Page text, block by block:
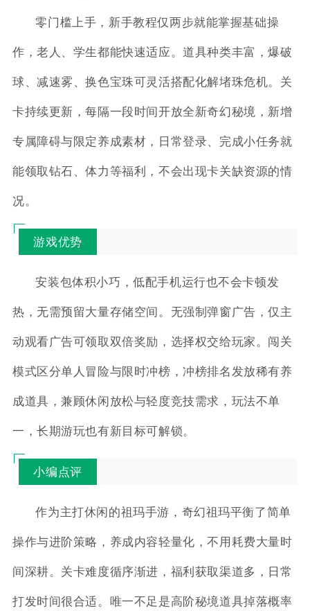
零门槛上手，新手教程仅两步就能掌握基础操
作，老人、学生都能快速适应。道具种类丰富，爆破
球、减速雾、换色宝珠可灵活搭配化解堵珠危机。关
卡持续更新，每隔一段时间开放全新奇幻秘境，新增
专属障碍与限定养成素材，日常登录、完成小任务就
能领取钻石、体力等福利，不会出现卡关缺资源的情
况。
游戏优势
安装包体积小巧，低配手机运行也不会卡顿发
热，无需预留大量存储空间。无强制弹窗广告，仅主
动观看广告可领取双倍奖励，选择权交给玩家。闯关
模式区分单人冒险与限时冲榜，冲榜排名发放稀有养
成道具，兼顾休闲放松与轻度竞技需求，玩法不单
一，长期游玩也有新目标可解锁。
小编点评
作为主打休闲的祖玛手游，奇幻祖玛平衡了简单
操作与进阶策略，养成内容轻量化，不用耗费大量时
间深耕。关卡难度循序渐进，福利获取渠道多，日常
打发时间很合适。唯一不足是高阶秘境道具掉落概率